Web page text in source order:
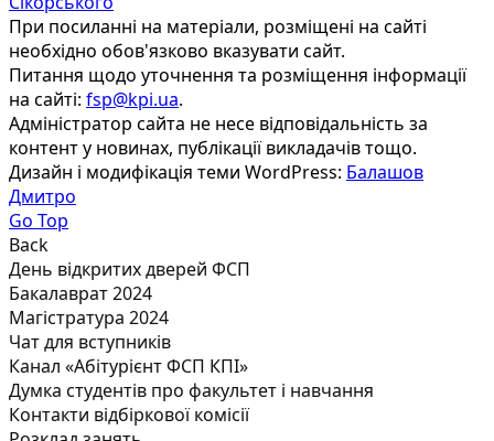
При посиланні на матеріали, розміщені на сайті
необхідно обов'язково вказувати сайт.
Питання щодо уточнення та розміщення інформації
на сайті: fsp@kpi.ua.
Адміністратор сайта не несе відповідальність за
контент у новинах, публікації викладачів тощо.
Дизайн і модифікація теми WordPress: Балашов
Дмитро
Go Top
Back
День відкритих дверей ФСП
Бакалаврат 2024
Магістратура 2024
Чат для вступників
Канал «Абітурієнт ФСП КПІ»
Думка студентів про факультет і навчання
Контакти відбіркової комісії